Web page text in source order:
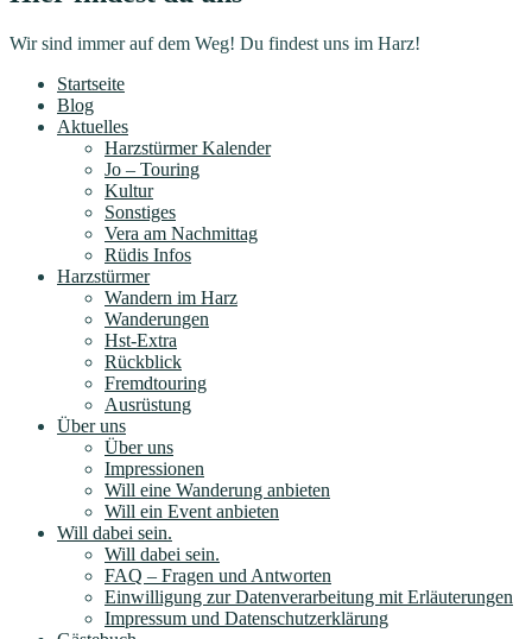
Wir sind immer auf dem Weg! Du findest uns im Harz!
Startseite
Blog
Aktuelles
Harzstürmer Kalender
Jo – Touring
Kultur
Sonstiges
Vera am Nachmittag
Rüdis Infos
Harzstürmer
Wandern im Harz
Wanderungen
Hst-Extra
Rückblick
Fremdtouring
Ausrüstung
Über uns
Über uns
Impressionen
Will eine Wanderung anbieten
Will ein Event anbieten
Will dabei sein.
Will dabei sein.
FAQ – Fragen und Antworten
Einwilligung zur Datenverarbeitung mit Erläuterungen
Impressum und Datenschutzerklärung